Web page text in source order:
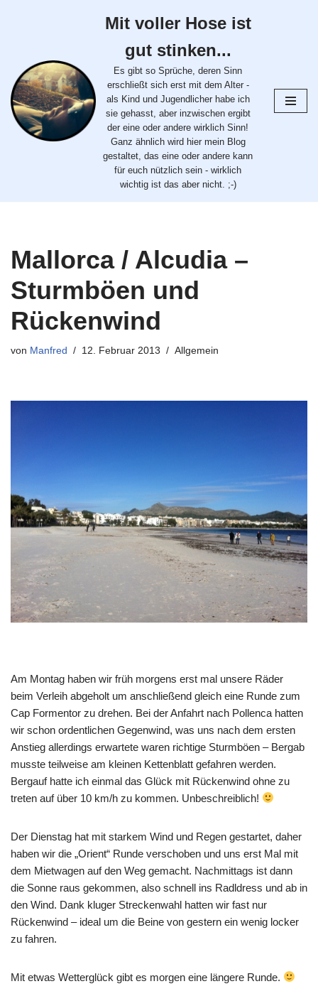
springen
Mit voller Hose ist
gut stinken...
Es gibt so Sprüche, deren Sinn
erschließt sich erst mit dem Alter -
als Kind und Jugendlicher habe ich
sie gehasst, aber inzwischen ergibt
der eine oder andere wirklich Sinn!
Ganz ähnlich wird hier mein Blog
gestaltet, das eine oder andere kann
für euch nützlich sein - wirklich
wichtig ist das aber nicht. ;-)
Mallorca / Alcudia –
Sturmböen und
Rückenwind
von Manfred 12. Februar 2013 Allgemein
Am Montag haben wir früh morgens erst mal unsere Räder
beim Verleih abgeholt um anschließend gleich eine Runde zum
Cap Formentor zu drehen. Bei der Anfahrt nach Pollenca hatten
wir schon ordentlichen Gegenwind, was uns nach dem ersten
Anstieg allerdings erwartete waren richtige Sturmböen – Bergab
musste teilweise am kleinen Kettenblatt gefahren werden.
Bergauf hatte ich einmal das Glück mit Rückenwind ohne zu
treten auf über 10 km/h zu kommen. Unbeschreiblich!
Der Dienstag hat mit starkem Wind und Regen gestartet, daher
haben wir die „Orient“ Runde verschoben und uns erst Mal mit
dem Mietwagen auf den Weg gemacht. Nachmittags ist dann
die Sonne raus gekommen, also schnell ins Radldress und ab in
den Wind. Dank kluger Streckenwahl hatten wir fast nur
Rückenwind – ideal um die Beine von gestern ein wenig locker
zu fahren.
Mit etwas Wetterglück gibt es morgen eine längere Runde.